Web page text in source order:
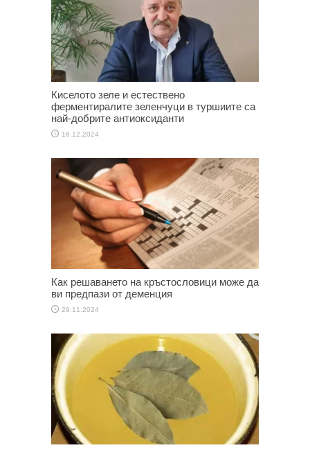
Киселото зеле и естествено
ферментиралите зеленчуци в туршиите са
най-добрите антиоксиданти
16.12.2024
Как решаването на кръстословици може да
ви предпази от деменция
29.11.2024